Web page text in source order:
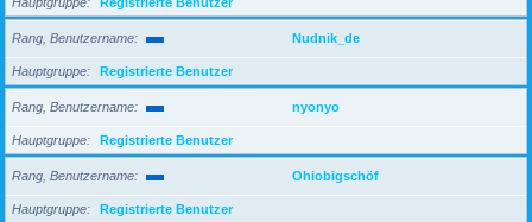
Rang, Benutzername Nudnik_de
Hauptgruppe Registrierte Benutzer
Rang, Benutzername nyonyo
Hauptgruppe Registrierte Benutzer
Rang, Benutzername Ohiobigschöf
Hauptgruppe Registrierte Benutzer